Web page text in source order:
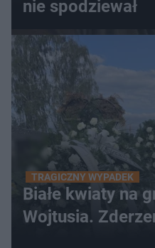
nie spodziewał
TRAGICZNY WYPADEK
Białe kwiaty na
Wojtusia.